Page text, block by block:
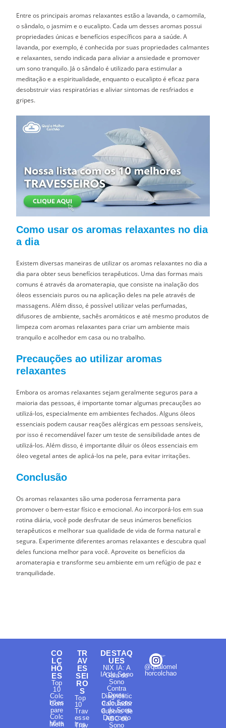
Entre os principais aromas relaxantes estão a lavanda, o camomila,
o sândalo, o jasmim e o eucalipto. Cada um desses aromas possui
propriedades únicas e benefícios específicos para a saúde. A
lavanda, por exemplo, é conhecida por suas propriedades calmantes
e relaxantes, sendo indicada para aliviar a ansiedade e promover
um sono tranquilo. Já o sândalo é utilizado para estimular a
meditação e a espiritualidade, enquanto o eucalipto é eficaz para
desobstruir vias respiratórias e aliviar sintomas de resfriados e
gripes.
Como usar os aromas relaxantes no dia
a dia
Existem diversas maneiras de utilizar os aromas relaxantes no dia a
dia para obter seus benefícios terapêuticos. Uma das formas mais
comuns é através da aromaterapia, que consiste na inalação dos
óleos essenciais puros ou na aplicação deles na pele através de
massagens. Além disso, é possível utilizar velas perfumadas,
difusores de ambiente, sachês aromáticos e até mesmo produtos de
limpeza com aromas relaxantes para criar um ambiente mais
tranquilo e acolhedor em casa ou no trabalho.
Precauções ao utilizar aromas
relaxantes
Embora os aromas relaxantes sejam geralmente seguros para a
maioria das pessoas, é importante tomar algumas precauções ao
utilizá-los, especialmente em ambientes fechados. Alguns óleos
essenciais podem causar reações alérgicas em pessoas sensíveis,
por isso é recomendável fazer um teste de sensibilidade antes de
utilizá-los. Além disso, é importante diluir os óleos essenciais em
óleo vegetal antes de aplicá-los na pele, para evitar irritações.
Conclusão
Os aromas relaxantes são uma poderosa ferramenta para
promover o bem-estar físico e emocional. Ao incorporá-los em sua
rotina diária, você pode desfrutar de seus inúmeros benefícios
terapêuticos e melhorar sua qualidade de vida de forma natural e
segura. Experimente diferentes aromas relaxantes e descubra qual
deles funciona melhor para você. Aproveite os benefícios da
aromaterapia e transforme seu ambiente em um refúgio de paz e
tranquilidade.
CO
LC
HÕ
ES
Top
10
Colc
hões
Com
pare
Colc
hões
Melh
TR
AV
ES
SEI
RO
S
Top
10
Trav
esse
iros
Trav
DESTAQ
UES
NIX IA: A
IA do Sono
Guia do
Sono
Contra
Dores
Diagnóstic
o do Sono
Calculador
a do Sono
Cupons de
Desconto
ABC do
Sono
@qualomel
horcolchao